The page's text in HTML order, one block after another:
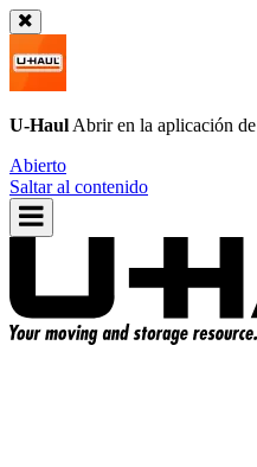
U-Haul Abrir en la aplicación de
Abierto
Saltar al contenido